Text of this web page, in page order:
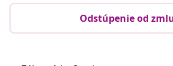
Odstúpenie od